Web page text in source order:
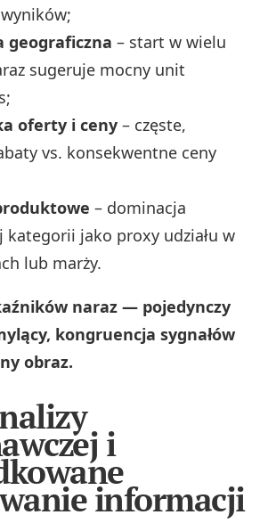
geograficzna – start w wielu
sugeruje mocny unit
oferty i ceny – częste,
vs. konsekwentne ceny
– dominacja
kategorii jako proxy udziału w
lub marży.
naraz — pojedynczy
kongruencja sygnałów
obraz.
i
informacji